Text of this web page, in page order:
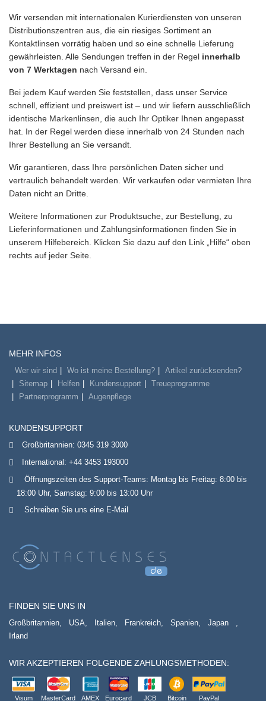
Wir versenden mit internationalen Kurierdiensten von unseren
Distributionszentren aus, die ein riesiges Sortiment an
Kontaktlinsen vorrätig haben und so eine schnelle Lieferung
gewährleisten. Alle Sendungen treffen in der Regel innerhalb
von 7 Werktagen nach Versand ein.
Bei jedem Kauf werden Sie feststellen, dass unser Service
schnell, effizient und preiswert ist – und wir liefern ausschließlich
identische Markenlinsen, die auch Ihr Optiker Ihnen angepasst
hat. In der Regel werden diese innerhalb von 24 Stunden nach
Ihrer Bestellung an Sie versandt.
Wir garantieren, dass Ihre persönlichen Daten sicher und
vertraulich behandelt werden. Wir verkaufen oder vermieten Ihre
Daten nicht an Dritte.
Weitere Informationen zur Produktsuche, zur Bestellung, zu
Lieferinformationen und Zahlungsinformationen finden Sie in
unserem Hilfebereich. Klicken Sie dazu auf den Link „Hilfe“ oben
rechts auf jeder Seite.
MEHR INFOS
Wer wir sind Wo ist meine Bestellung?
Artikel zurücksenden?
Sitemap
Helfen Kundensupport
Treueprogramme
Partnerprogramm
Augenpflege
KUNDENSUPPORT
Großbritannien: 0345 319 3000
International: +44 3453 193000
Öffnungszeiten des Support-Teams: Montag bis Freitag: 8:00 bis
18:00 Uhr, Samstag: 9:00 bis 13:00 Uhr
Schreiben Sie uns eine E-Mail
FINDEN SIE UNS IN
Großbritannien, USA, Italien, Frankreich, Spanien, Japan
,
Irland
WIR AKZEPTIEREN FOLGENDE ZAHLUNGSMETHODEN:
Visum MasterCard AMEX Eurocard JCB Bitcoin PayPal